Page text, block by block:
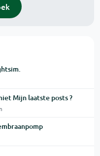
Mijn laatste posts ?